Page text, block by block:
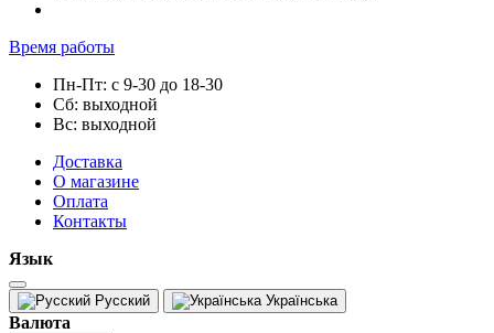
Время работы
Пн-Пт: с 9-30 до 18-30
Сб: выходной
Вс: выходной
Доставка
О магазине
Оплата
Контакты
Язык
Русский Українська
Валюта